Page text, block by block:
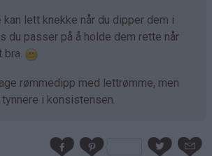
lett knekke når du dipper dem i
du passer på å holde dem rette når
bra.
rømmedipp med lettrømme, men
i konsistensen.